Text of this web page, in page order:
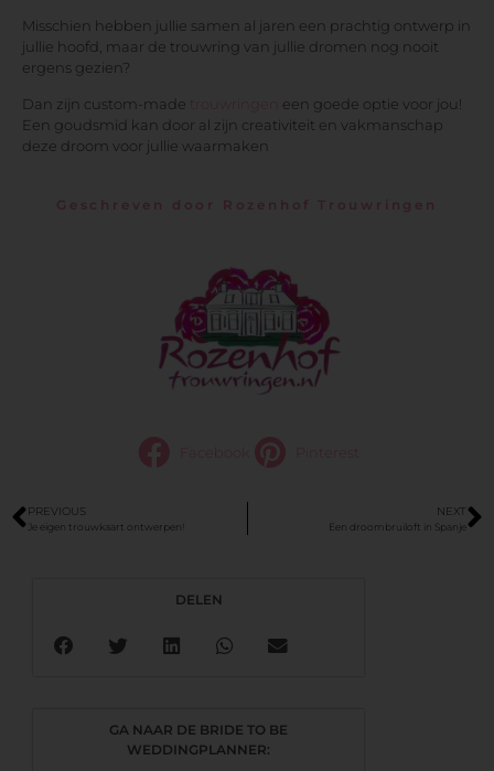
DELEN
GA NAAR DE BRIDE TO BE
WEDDINGPLANNER:
Misschien hebben jullie samen al jaren een prachtig ontwerp in
jullie hoofd, maar de trouwring van jullie dromen nog nooit
ergens gezien?
Dan zijn custom-made trouwringen
een goede optie voor jou!
Een goudsmid kan door al zijn creativiteit en vakmanschap
deze droom voor jullie waarmaken
Geschreven door Rozenhof Trouwringen
Pinterest
PREVIOUS
Je eigen trouwkaart ontwerpen!
NEXT
Een droombruiloft in Spanje